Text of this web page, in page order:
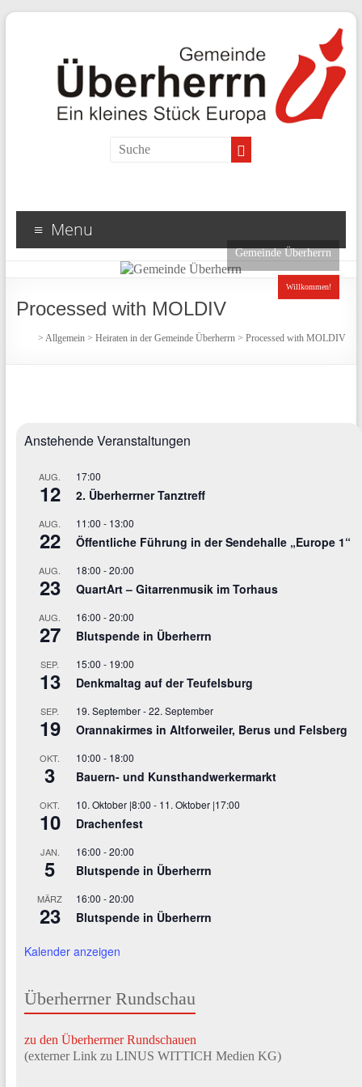
Search
Menu
Gemeinde Überherrn
Willkommen!
Processed with MOLDIV
>Allgemein >Heiraten in der Gemeinde Überherrn >Processed with MOLDIV
Anstehende Veranstaltungen
AUG.
12
17:00
2. Überherrner Tanztreff
AUG.
22
11:00 - 13:00
Öffentliche Führung in der Sendehalle „Europe 1“
AUG.
23
18:00 -20:00
QuartArt – Gitarrenmusik im Torhaus
AUG.
27
16:00 -20:00
Blutspende in Überherrn
SEP.
13
15:00 - 19:00
Denkmaltag auf der Teufelsburg
SEP.
19
19. September-22. September
Orannakirmes in Altforweiler, Berus und Felsberg
OKT.
3
10:00 - 18:00
Bauern- und Kunsthandwerkermarkt
OKT.
10
10. Oktober |8:00 - 11. Oktober |17:00
Drachenfest
JAN.
5
16:00 -20:00
Blutspende in Überherrn
MÄRZ
23
16:00 -20:00
Blutspende in Überherrn
Kalender anzeigen
Überherrner Rundschau
zu den Überherrner Rundschauen
(externer Link zu LINUS WITTICH Medien KG)